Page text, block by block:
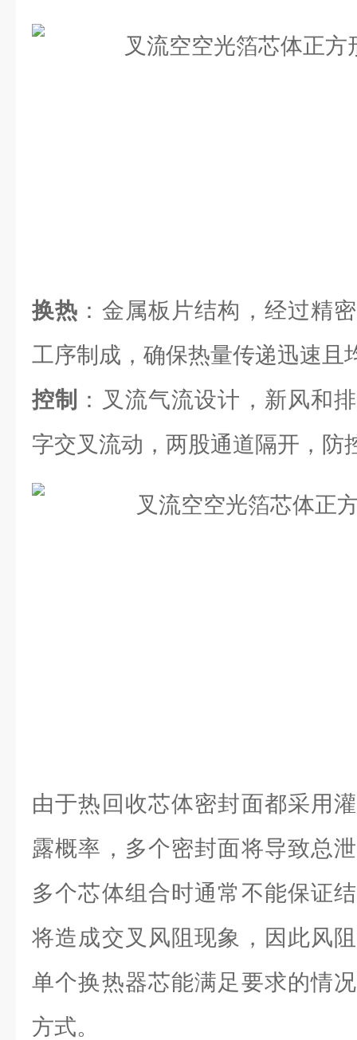
换热 ：金属板片结构，经过精
工序制成，确保热量传递迅速且
控制
：叉流气流设计，新风和
字交叉流动，两股通道隔开，防
由于热回收芯体密封面都采用
露概率，多个密封面将导致总
多个芯体组合时通常不能保证
将造成交叉风阻现象，因此风
单个换热器芯能满足要求的情
方式。